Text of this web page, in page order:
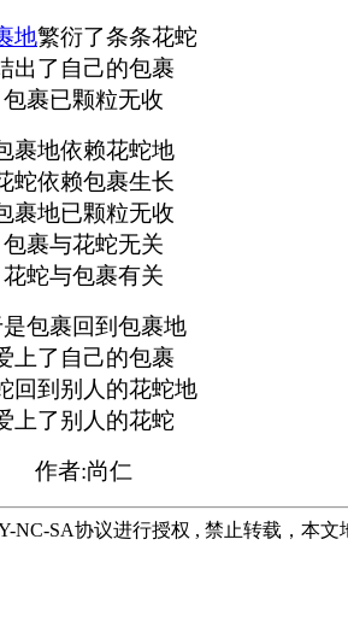
地繁衍了条条花蛇
出了自己的包裹
包裹已颗粒无收
裹地依赖花蛇地
蛇依赖包裹生长
裹地已颗粒无收
包裹与花蛇无关
花蛇与包裹有关
包裹回到包裹地
上了自己的包裹
回到别人的花蛇地
上了别人的花蛇
作者:尚仁
SA协议进行授权 , 禁止转载，本文